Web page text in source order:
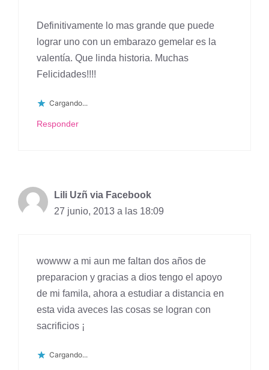
Definitivamente lo mas grande que puede
lograr uno con un embarazo gemelar es la
valentía. Que linda historia. Muchas
Felicidades!!!!
Cargando...
Responder
Lili Uzñ via Facebook
27 junio, 2013 a las 18:09
wowww a mi aun me faltan dos años de
preparacion y gracias a dios tengo el apoyo
de mi famila, ahora a estudiar a distancia en
esta vida aveces las cosas se logran con
sacrificios ¡
Cargando...